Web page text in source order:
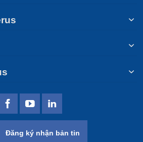
Đăng ký nhận bản tin